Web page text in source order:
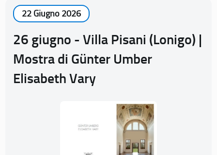
22 Giugno 2026
26 giugno - Villa Pisani (Lonigo) |
Mostra di Günter Umber
Elisabeth Vary